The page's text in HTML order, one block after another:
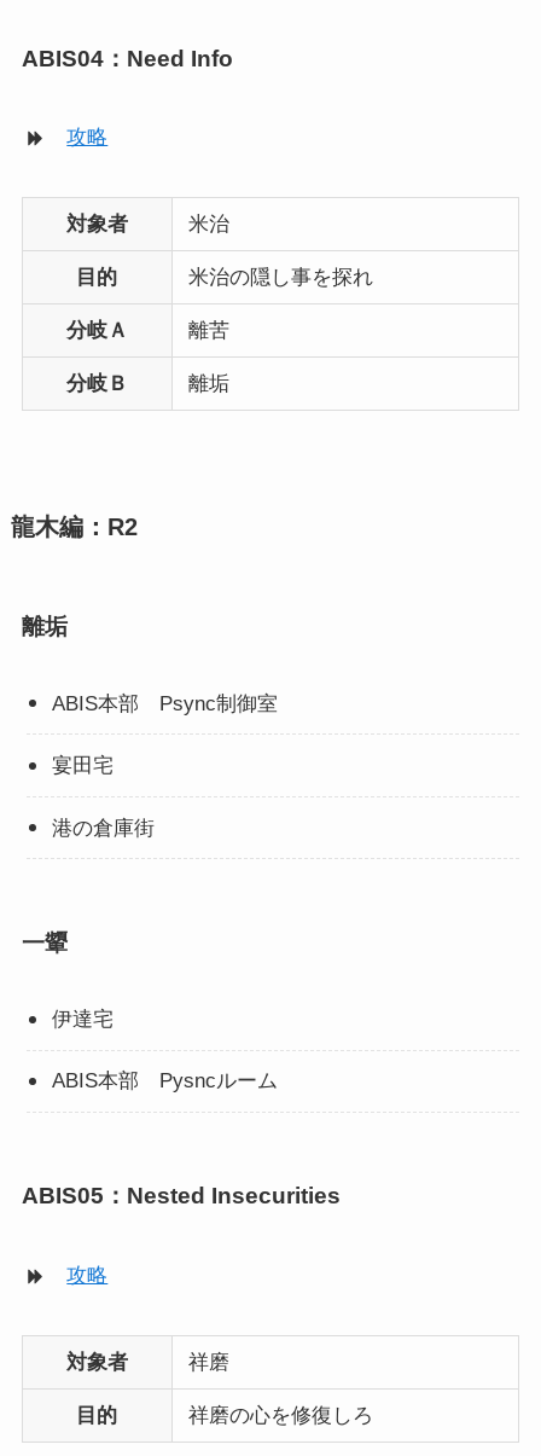
ABIS04：Need Info
攻略
対象者 米治
目的 米治の隠し事を探れ
分岐Ａ 離苦
分岐Ｂ 離垢
龍木編：R2
離垢
ABIS本部 Psync制御室
宴田宅
港の倉庫街
一顰
伊達宅
ABIS本部 Pysncルーム
ABIS05：Nested Insecurities
攻略
対象者 祥磨
目的 祥磨の心を修復しろ